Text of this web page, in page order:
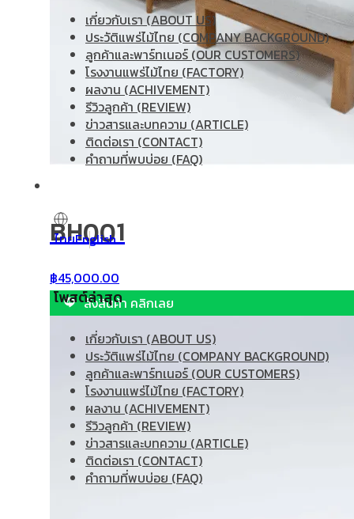
เกี่ยวกับเรา (ABOUT US)
ประวัติแพร่ไม้ไทย (COMPANY BACKGROUND)
ลูกค้าและพาร์ทเนอร์ (OUR CUSTOMERS)
โรงงานแพร่ไม้ไทย (FACTORY)
ผลงาน (ACHIVEMENT)
รีวิวลูกค้า (REVIEW)
ข่าวสารและบทความ (ARTICLE)
ติดต่อเรา (CONTACT)
คำถามที่พบบ่อย (FAQ)
English
ไทย
โพสต์ล่าสุด
เกี่ยวกับเรา (ABOUT US)
ประวัติแพร่ไม้ไทย (COMPANY BACKGROUND)
ลูกค้าและพาร์ทเนอร์ (OUR CUSTOMERS)
โรงงานแพร่ไม้ไทย (FACTORY)
ผลงาน (ACHIVEMENT)
รีวิวลูกค้า (REVIEW)
ข่าวสารและบทความ (ARTICLE)
ติดต่อเรา (CONTACT)
คำถามที่พบบ่อย (FAQ)
BH001
฿45,000.00
สั่งสินค้า คลิกเลย